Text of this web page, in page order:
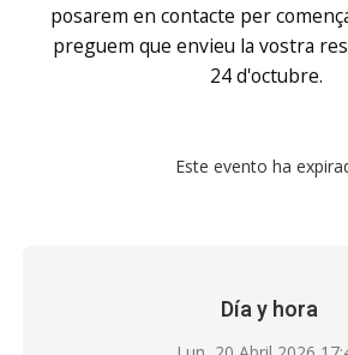
posarem en contacte per
preguem que envieu la vostra
24 d'octubre.
Este evento ha
Día y hora